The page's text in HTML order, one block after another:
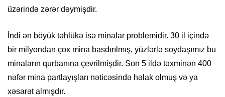
üzərində zərər dəymişdir.
İndi ən böyük təhlükə isə minalar problemidir. 30 il içində
bir milyondan çox mina basdırılmış, yüzlərlə soydaşımız bu
minaların qurbanına çevrilmişdir. Son 5 ildə təxminən 400
nəfər mina partlayışları nəticəsində həlak olmuş və ya
xəsarət almışdır.